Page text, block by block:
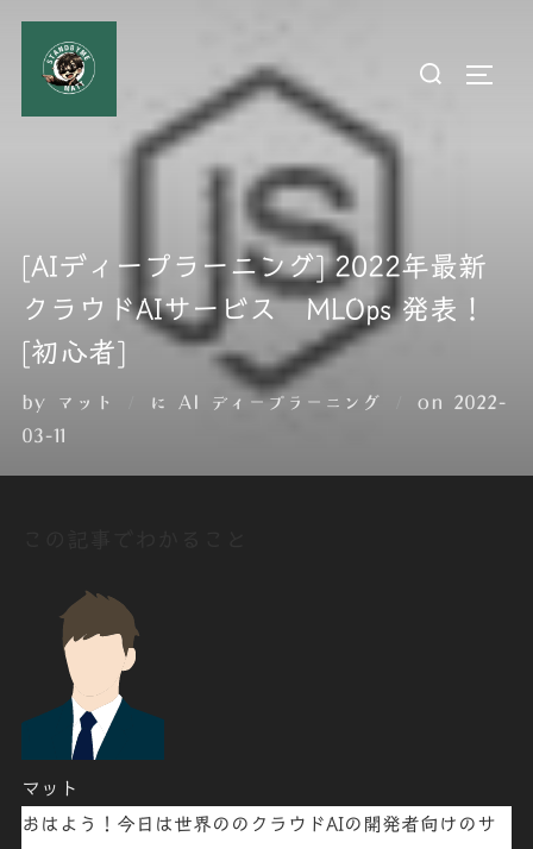
検
[AIディープラーニング] 2022年最新
クラウドAIサービス MLOps 発表！
[初心者]
by マット に AI ディープラーニング on 投
2022-
03-11
マット
おはよう！今日は世界の のクラウドAIの開発者向けのサ